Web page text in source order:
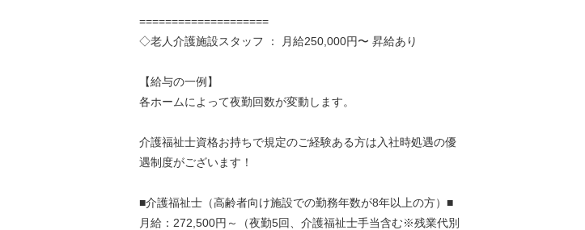
====================
◇老人介護施設スタッフ ： 月給250,000円〜 昇給あり
【給与の一例】
各ホームによって夜勤回数が変動します。
介護福祉士資格お持ちで規定のご経験ある方は入社時処遇の優
遇制度がございます！
■介護福祉士（高齢者向け施設での勤務年数が8年以上の方）■
月給：272,500円～（夜勤5回、介護福祉士手当含む※残業代別